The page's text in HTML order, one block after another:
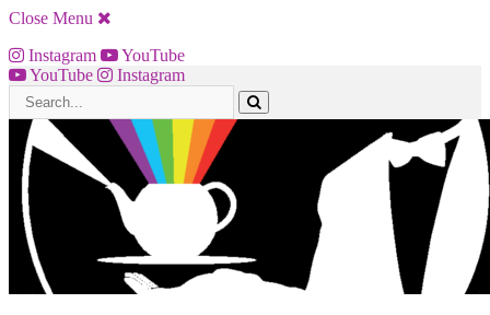
Close Menu
Instagram
YouTube
YouTube
Instagram